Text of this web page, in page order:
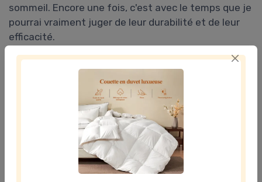
sommeil. Encore une fois, c'est avec le temps que je
pourrai vraiment juger de leur durabilité et de leur
efficacité.